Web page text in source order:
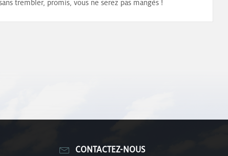
trembler, promis, vous ne serez pas mangés !
CONTACTEZ-NOUS